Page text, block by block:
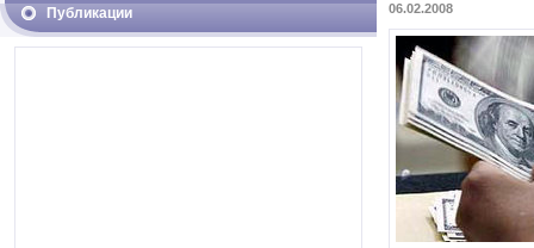
Публикации 06.02.2008